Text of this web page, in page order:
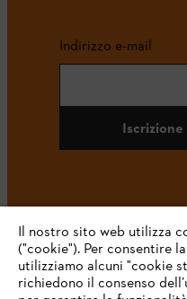
Indirizzo e-mail
Il nostro sito web utilizza
("cookie"). Per consentire
utilizziamo alcuni "cookie
richiedono il consenso